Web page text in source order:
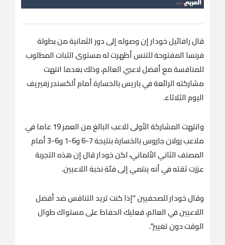
قال ‌رافائيل خودار إن وصوله إلى دور الثمانية من بطولة
فرنسا المفتوحة للتنس أظهرت له مستوى الثبات المطلوب
للمنافسة مع ​أفضل لاعبي العالم، وذلك بعدما انتهت
مشاركته الرائعة في باريس بالخسارة أمام ألكسندر زفيريف
اليوم الثلاثاء.
وانتهت المشاركة الأولى للاعب البالغ من العمر 19 عاما في
ملاعب رولان جاروس بالخسارة بنتيجة 7-6 و6-1 و6-3 أمام
المصنف الثاني الألماني، لكن خودار قال إن هذه التجربة
عززت ثقته في أنه ينتمي إلى فئة ‌نخبة اللاعبين.
وقال خودار ‌للصحفيين "إذا كنت تريد التنافس ​ضد ‌أفضل
⁠اللاعبين في ​العالم، فعليك ⁠الحفاظ على مستواك طوال
الوقت دون تغيير".